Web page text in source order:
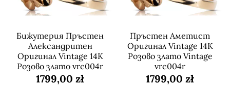
Бижутерия Пръстен
Александритен
Оригинал Vintage 14K
Розово злато vrc004r
1799,00 zł
Пръстен Аметист
Оригинал Vintage 14K
Розово злато Vintage
vrc004r
1799,00 zł